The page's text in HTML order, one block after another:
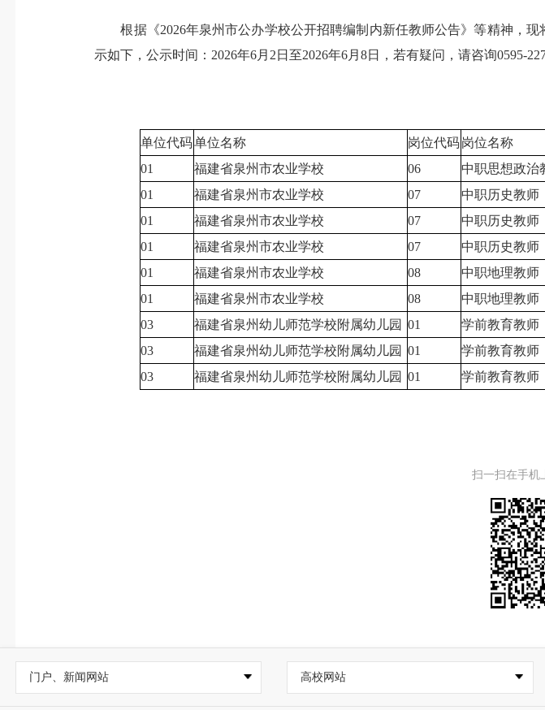
根据《2026年泉州市公办学校公开招聘编制内新任教师公告》等精神，现
示如下，公示时间：2026年6月2日至2026年6月8日，若有疑问，请咨询0595-
单位代码单位名称 岗位代码岗位名称
01
福建省泉州市农业学校 06 中职思想政治
01
福建省泉州市农业学校 07 中职历史教师
01
福建省泉州市农业学校 07 中职历史教师
01
福建省泉州市农业学校 07 中职历史教师
01
福建省泉州市农业学校 08 中职地理教师
01
福建省泉州市农业学校 08 中职地理教师
03
福建省泉州幼儿师范学校附属幼儿园 01 学前教育教师
03
福建省泉州幼儿师范学校附属幼儿园 01 学前教育教师
03
福建省泉州幼儿师范学校附属幼儿园 01 学前教育教师
扫一扫在手机
门户、新闻网站 高校网站